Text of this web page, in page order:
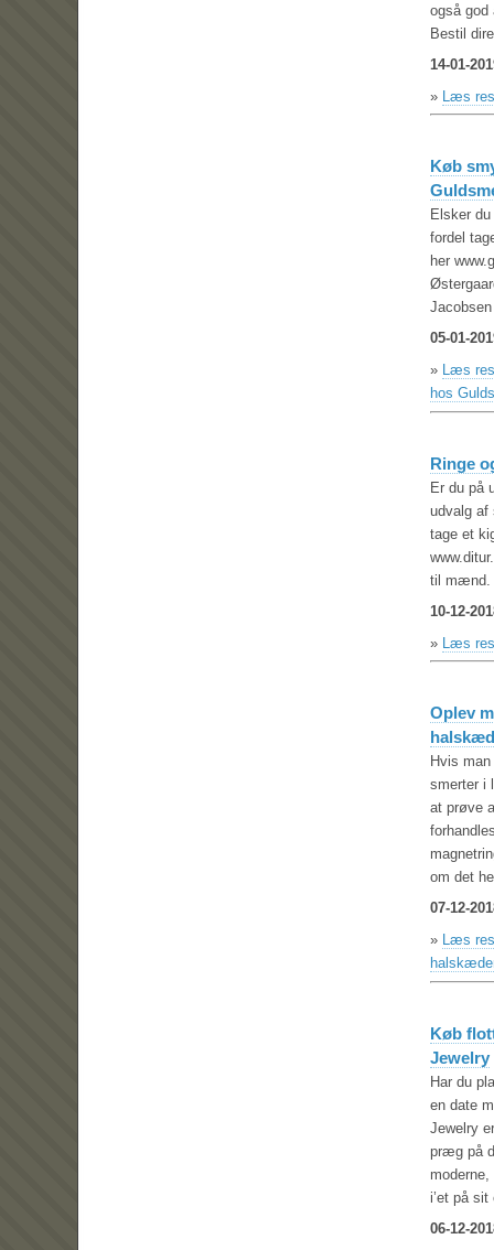
også god
Bestil
14-01-
» Læs
Køb
Elsker
fordel
her
05-01-
» Læs
hos
Ringe
Er du på
udvalg af
tage et
til mænd.
10-12-
» Læs
Oplev
Hvis
smerter i
at prøve
om det
07-12-
» Læs
Køb
Jewelry
Har du
en date
Jewelry
præg på
i’et på
06-12-